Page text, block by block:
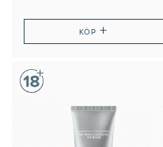
KÖP+